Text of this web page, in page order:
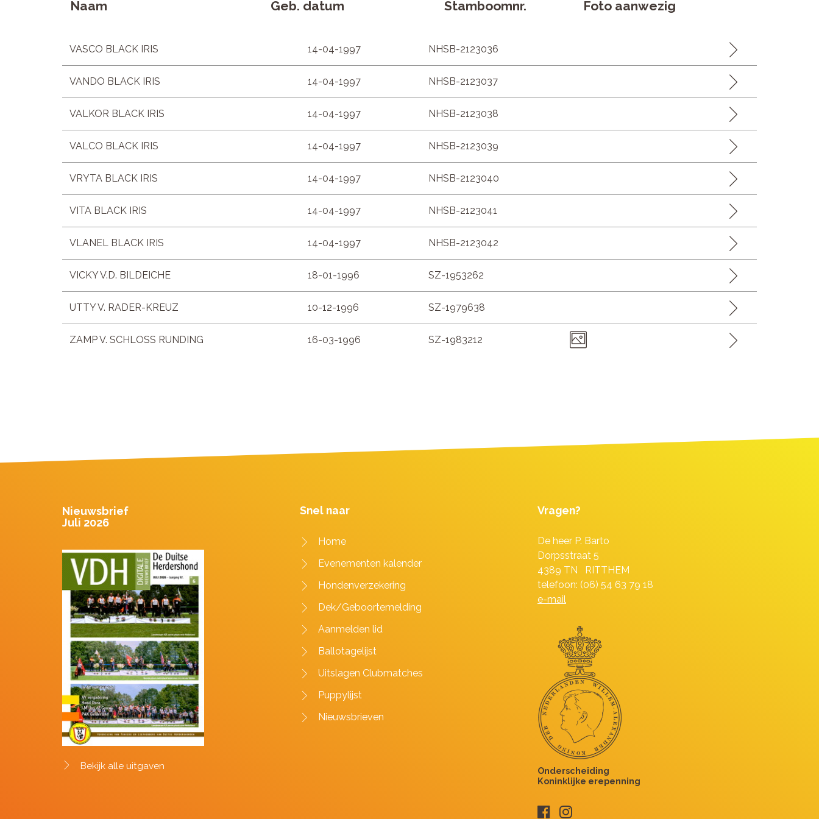
Naam Geb. datum Stamboomnr. Foto aanwezig
VASCO BLACK IRIS 14-04-1997 NHSB-2123036
VANDO BLACK IRIS 14-04-1997 NHSB-2123037
VALKOR BLACK IRIS 14-04-1997 NHSB-2123038
VALCO BLACK IRIS 14-04-1997 NHSB-2123039
VRYTA BLACK IRIS 14-04-1997 NHSB-2123040
VITA BLACK IRIS 14-04-1997 NHSB-2123041
VLANEL BLACK IRIS 14-04-1997 NHSB-2123042
VICKY V.D. BILDEICHE 18-01-1996 SZ-1953262
UTTY V. RADER-KREUZ 10-12-1996 SZ-1979638
ZAMP V. SCHLOSS RUNDING 16-03-1996 SZ-1983212
Nieuwsbrief
Juli 2026
Bekijk alle uitgaven
Snel naar
Home
Evenementen kalender
Hondenverzekering
Dek/Geboortemelding
Aanmelden lid
Ballotagelijst
Uitslagen Clubmatches
Puppylijst
Nieuwsbrieven
Vragen?
De heer P. Barto
Dorpsstraat 5
4389 TN RITTHEM
telefoon: (06) 54 63 79 18
e-mail